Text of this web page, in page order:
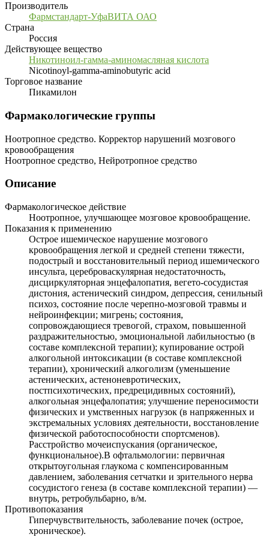
Производитель
Фармстандарт-УфаВИТА ОАО
Страна
Россия
Действующее вещество
Никотиноил-гамма-аминомасляная кислота
Nicotinoyl-gamma-aminobutyric acid
Торговое название
Пикамилон
Фармакологические группы
Ноотропное средство. Корректор нарушений мозгового
кровообращения
Ноотропное средство, Нейротропное средство
Описание
Фармакологическое действие
Ноотропное, улучшающее мозговое кровообращение.
Показания к применению
Острое ишемическое нарушение мозгового
кровообращения легкой и средней степени тяжести,
подострый и восстановительный период ишемического
инсульта, цереброваскулярная недостаточность,
дисциркуляторная энцефалопатия, вегето-сосудистая
дистония, астенический синдром, депрессия, сенильный
психоз, состояние после черепно-мозговой травмы и
нейроинфекции; мигрень; состояния,
сопровождающиеся тревогой, страхом, повышенной
раздражительностью, эмоциональной лабильностью (в
составе комплексной терапии); купирование острой
алкогольной интоксикации (в составе комплексной
терапии), хронический алкоголизм (уменьшение
астенических, астеноневротических,
постпсихотических, предрецидивных состояний),
алкогольная энцефалопатия; улучшение переносимости
физических и умственных нагрузок (в напряженных и
экстремальных условиях деятельности, восстановление
физической работоспособности спортсменов).
Расстройство мочеиспускания (органическое,
функциональное).В офтальмологии: первичная
открытоугольная глаукома с компенсированным
давлением, заболевания сетчатки и зрительного нерва
сосудистого генеза (в составе комплексной терапии) —
внутрь, ретробульбарно, в/м.
Противопоказания
Гиперчувствительность, заболевание почек (острое,
хроническое).